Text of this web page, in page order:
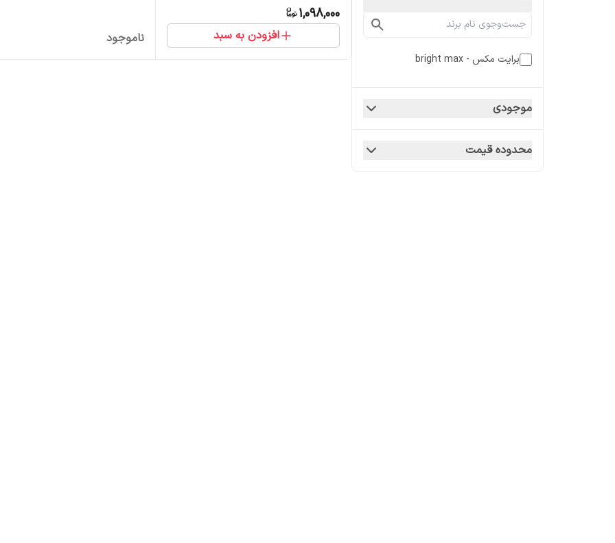
برایت مکس - bright max
موجودی
محدوده قیمت
1,098,000
افزودن به سبد ناموجود